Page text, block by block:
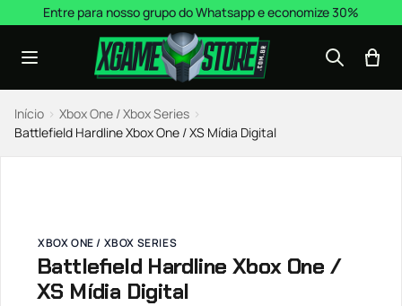
Pular para o conteúdo
Entre para nosso grupo do Whatsapp e economize 30%
Início › Xbox One / Xbox Series ›
Battlefield Hardline Xbox One / XS Mídia Digital
XBOX ONE / XBOX SERIES
Battlefield Hardline Xbox One /
XS Mídia Digital